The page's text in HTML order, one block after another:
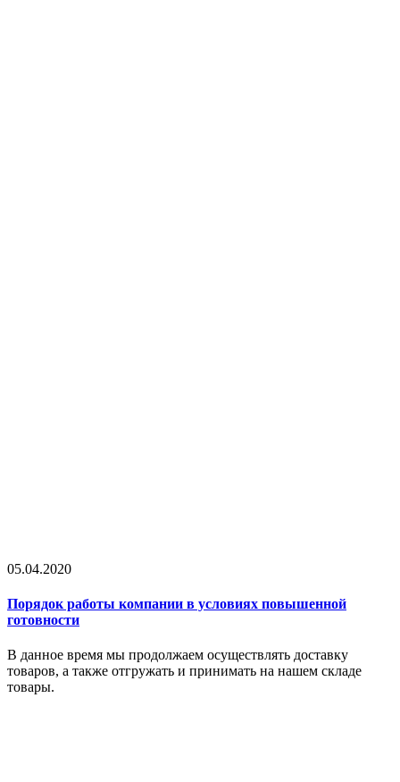
05.04.2020
Порядок работы компании в условиях повышенной
готовности
В данное время мы продолжаем осуществлять доставку
товаров, а также отгружать и принимать на нашем складе
товары.